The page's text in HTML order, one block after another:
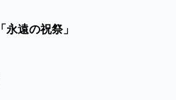
「永遠の祝祭」